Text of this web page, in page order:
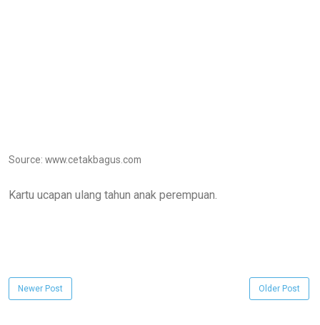
Source: www.cetakbagus.com
Kartu ucapan ulang tahun anak perempuan.
Newer Post Older Post